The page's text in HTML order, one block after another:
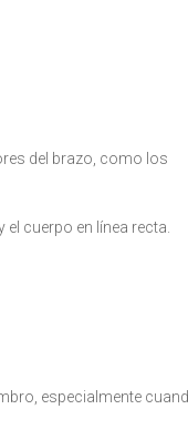
del brazo, como los
cuerpo en línea recta.
especialmente